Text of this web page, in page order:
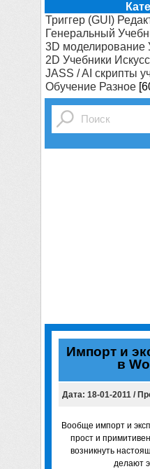
Триггер (GUI)
Генеральный
3D моделирование
2D Учебники
JASS / AI скрипты
Обучение Разное
Импорт и
в
Дата: 18-01-2011 /
Вообще импорт и
прост и
возникнуть
делают